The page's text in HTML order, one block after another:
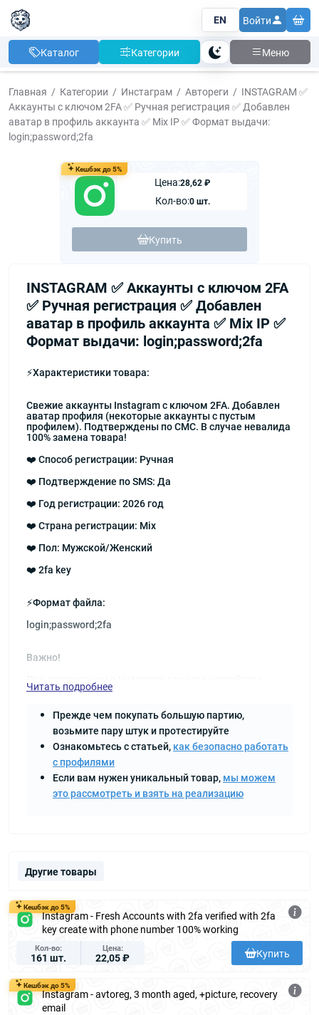
EN Войти
Каталог Категории Тема Меню
Главная Категории Инстаграм Автореги
INSTAGRAM ✅
Аккаунты с ключом 2FA ✅ Ручная регистрация ✅ Добавлен
аватар в профиль аккаунта ✅ Mix IP ✅ Формат выдачи:
login;password;2fa
Кешбэк до 5%
Цена:28,62 ₽
Кол-во:0 шт.
Купить
INSTAGRAM ✅ Аккаунты с ключом 2FA
✅ Ручная регистрация ✅ Добавлен
аватар в профиль аккаунта ✅ Mix IP ✅
Формат выдачи: login;password;2fa
⚡Характеристики товара:
Свежие аккаунты Instagram с ключом 2FA. Добавлен
аватар профиля (некоторые аккаунты с пустым
профилем). Подтверждены по СМС. В случае невалида
100% замена товара!
❤️ Способ регистрации: Ручная
❤️ Подтверждение по SMS: Да
❤️ Год регистрации: 2026 год
❤️ Страна регистрации: Mix
❤️ Пол: Мужской/Женский
❤️ 2fa key
⚡Формат файла:
login;password;2fa
Важно!
При авторизации в Instagram с нового устройства,
нестабильного интернета, VPN, прокси или IP-адреса с
ошибку «неверный логин или пароль», даже если
данные указаны верно.
В таком случае рекомендуем сменить сеть интернета,
гео прокси или авторизоваться по cookie через
Instaman. Данная ошибка не будет являться
гарантийным случаем и не подлежит замене или
возврату средств.
Читать подробнее
Прежде чем покупать большую партию,
возьмите пару штук и протестируйте
Ознакомьтесь с статьей, как безопасно работать
с профилями
Если вам нужен уникальный товар, мы можем
это рассмотреть и взять на реализацию
Другие товары
Кешбэк до 5%
Instagram - Fresh Accounts with 2fa verified with 2fa
key create with phone number 100% working
Кол-во
161 шт.
Цена
22,05 ₽ Купить
Кешбэк до 5%
Instagram - avtoreg, 3 month aged, +picture, recovery
email